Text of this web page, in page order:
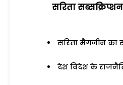
सरिता
सरिता मैगजीन का
देश विदेश के